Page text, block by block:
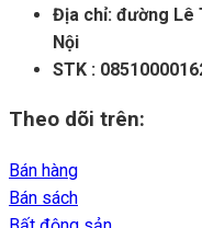
Địa chỉ: đường Lê
Nội
STK :
Theo dõi trên:
Bán hàng
Bán sách